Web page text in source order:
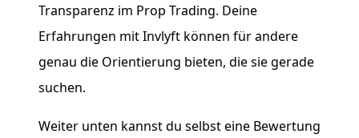
Transparenz im Prop Trading. Deine
Erfahrungen mit Invlyft können für andere
genau die Orientierung bieten, die sie gerade
suchen.
Weiter unten kannst du selbst eine Bewertung